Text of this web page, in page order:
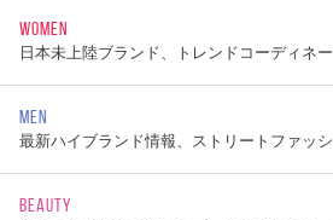
WOMEN
日本未上陸ブランド、トレンドコーディネ
MEN
最新ハイブランド情報、ストリートファッ
BEAUTY